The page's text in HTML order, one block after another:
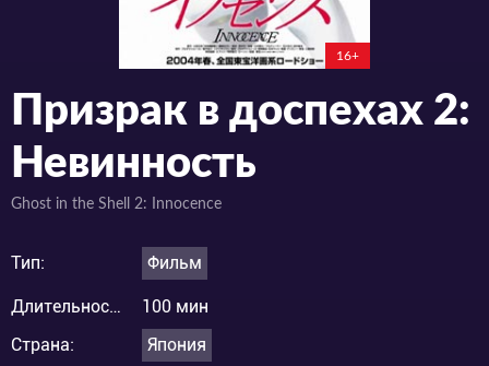
16+
Призрак в доспехах 2:
Невинность
Ghost in the Shell 2: Innocence
Тип: Фильм
Длительность:
100 мин
Страна:
Япония